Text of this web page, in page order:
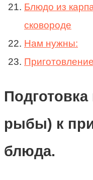
Блюдо из
сковороде
Нам нужны:
рыбы) к
блюда.